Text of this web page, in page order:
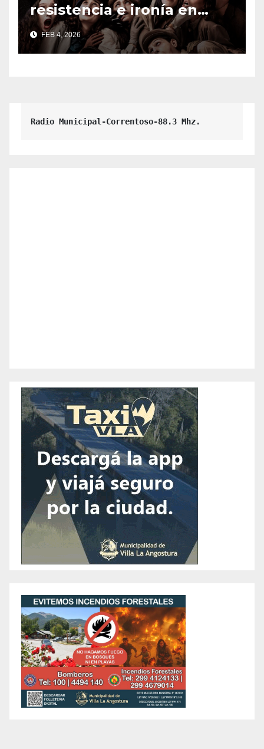
resistencia e ironía en
escena.
FEB 4, 2026
Radio Municipal-Correntoso-88.3 Mhz.